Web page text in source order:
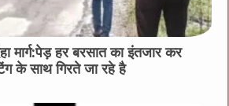
मार्ग:पेड़ हर बरसात का इंतजार कर
के साथ गिरते जा रहे है